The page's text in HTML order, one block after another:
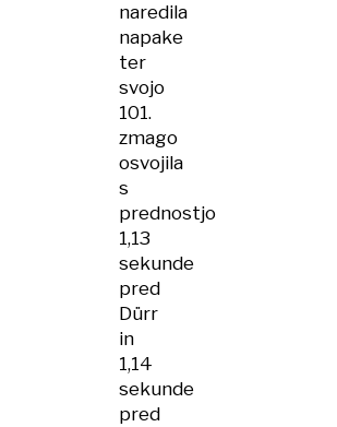
naredila
napake
ter
svojo
101.
zmago
osvojila
s
prednostjo
1,13
sekunde
pred
Dürr
in
1,14
sekunde
pred